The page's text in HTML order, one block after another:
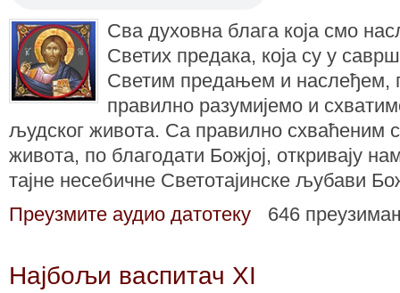
Сва духовна блага која смо
Светих предака, која су у
Светим предањем и наслеђем,
правилно разумијемо и
људског живота. Са правилно
живота, по благодати Божјој, откривају
тајне несебичне Светотајинске љубави
Преузмите аудио датотеку
646
Најбољи васпитач XI